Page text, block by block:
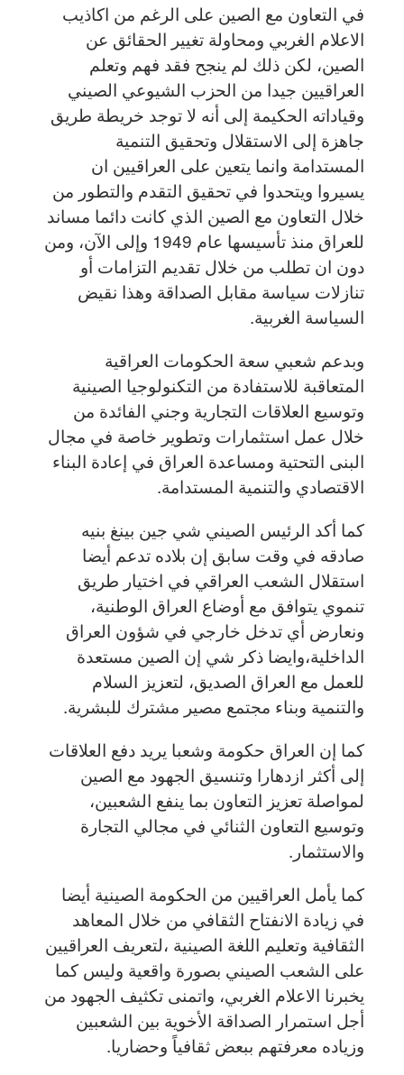
في التعاون مع الصين على الرغم من اكاذيب
الاعلام الغربي ومحاولة تغيير الحقائق عن
الصين، لكن ذلك لم ينجح فقد فهم وتعلم
العراقيين جيدا من الحزب الشيوعي الصيني
وقياداته الحكيمة إلى أنه لا توجد خريطة طريق
جاهزة إلى الاستقلال وتحقيق التنمية
المستدامة وانما يتعين على العراقيين ان
يسيروا ويتحدوا في تحقيق التقدم والتطور من
خلال التعاون مع الصين الذي كانت دائما مساند
للعراق منذ تأسيسها عام 1949 وإلى الآن، ومن
دون ان تطلب من خلال تقديم التزامات أو
تنازلات سياسة مقابل الصداقة وهذا نقيض
السياسة الغربية.
وبدعم شعبي سعة الحكومات العراقية
المتعاقبة للاستفادة من التكنولوجيا الصينية
وتوسيع العلاقات التجارية وجني الفائدة من
خلال عمل استثمارات وتطوير خاصة في مجال
البنى التحتية ومساعدة العراق في إعادة البناء
الاقتصادي والتنمية المستدامة.
كما أكد الرئيس الصيني شي جين بينغ بنيه
صادقه في وقت سابق إن بلاده تدعم أيضا
استقلال الشعب العراقي في اختيار طريق
تنموي يتوافق مع أوضاع العراق الوطنية،
ونعارض أي تدخل خارجي في شؤون العراق
الداخلية،وايضا ذكر شي إن الصين مستعدة
للعمل مع العراق الصديق، لتعزيز السلام
والتنمية وبناء مجتمع مصير مشترك للبشرية.
كما إن العراق حكومة وشعبا يريد دفع العلاقات
إلى أكثر ازدهارا وتنسيق الجهود مع الصين
لمواصلة تعزيز التعاون بما ينفع الشعبين،
وتوسيع التعاون الثنائي في مجالي التجارة
والاستثمار.
كما يأمل العراقيين من الحكومة الصينية أيضا
في زيادة الانفتاح الثقافي من خلال المعاهد
الثقافية وتعليم اللغة الصينية ،لتعريف العراقيين
على الشعب الصيني بصورة واقعية وليس كما
يخبرنا الاعلام الغربي، واتمنى تكثيف الجهود من
أجل استمرار الصداقة الأخوية بين الشعبين
وزياده معرفتهم ببعض ثقافياً وحضاريا.